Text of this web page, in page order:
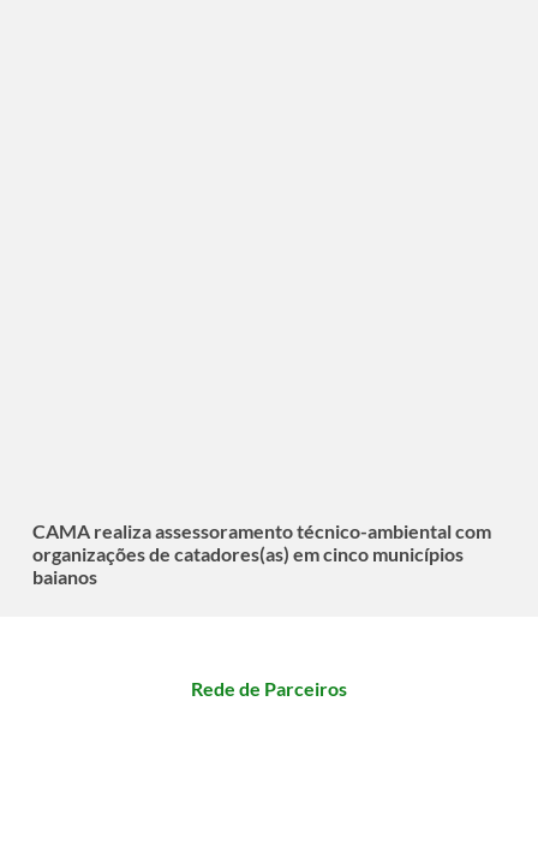
CAMA realiza assessoramento técnico-ambiental com
organizações de catadores(as) em cinco municípios
baianos
Rede de Parceiros